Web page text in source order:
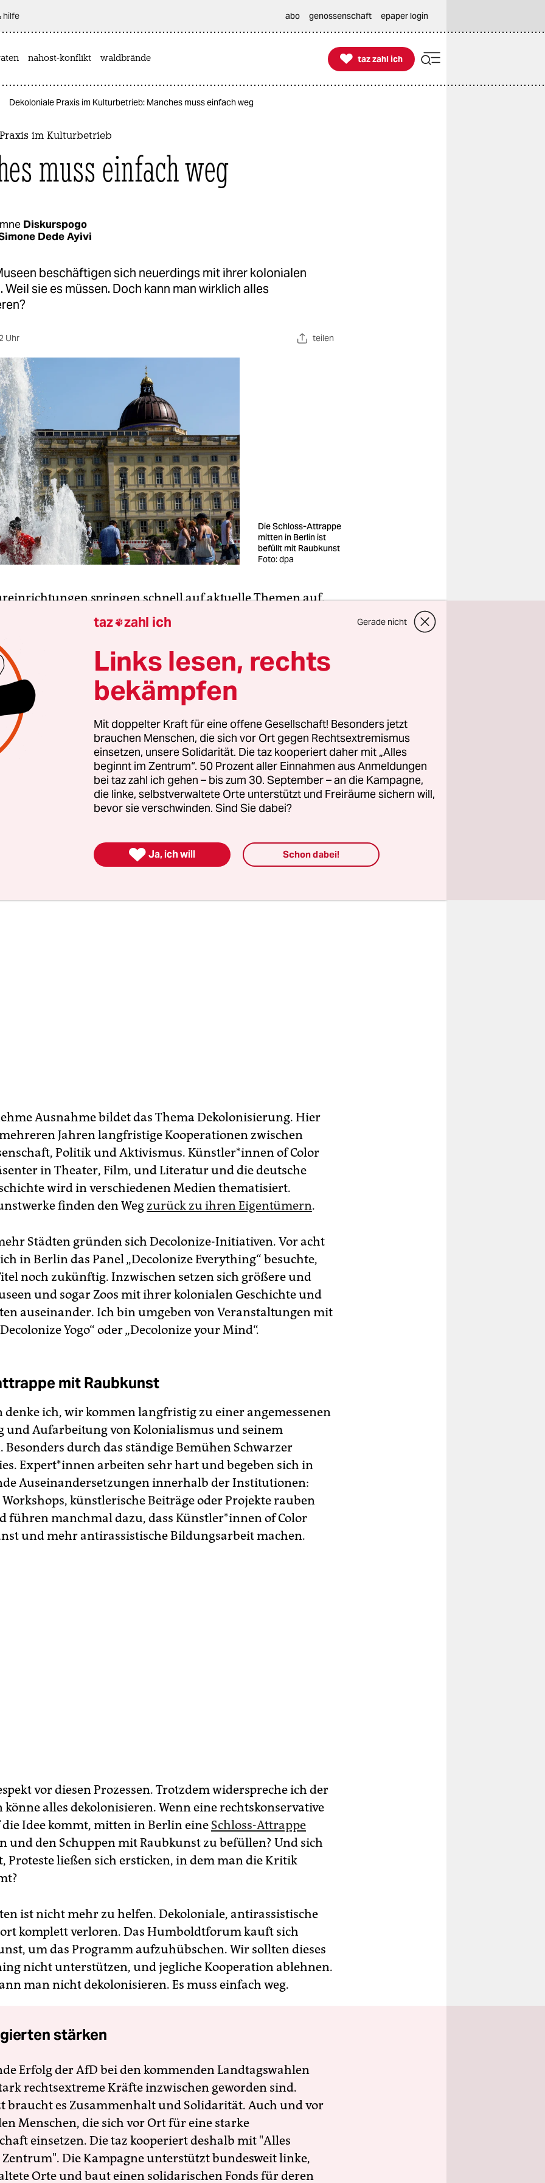
hilfe abo genossenschaft epaper login
nahost-konflikt waldbrände 
taz zahl ich
taz zahl ich
Dekoloniale Praxis im Kulturbetrieb: Manches muss einfach weg
im Kulturbetrieb
muss einfach weg
Diskurspogo
Dede Ayivi
beschäftigen sich neuerdings mit ihrer kolonialen
Weil sie es müssen. Doch kann man wirklich alles
Uhr teilen
Die Schloss-Attrappe
mitten in Berlin ist
befüllt mit Raubkunst
Foto: dpa
springen schnell auf aktuelle Themen auf.
ob diese aus der Uni oder von der Straße kommen. Sie
sie wollen Inhalten mehr Öffentlichkeit verschaffen,
Wis­sen­schaft­le­r*in­nen und Ak­ti­vis­t*in­nen ins Boot. Doch
dabei häufig die Komplexität einer sozialen Bewegung auf
oberflächliches Spielzeitmotto herunter. Besonders
das nicht.
mal was zum Thema Flucht, danach irgendwas mit
und dann schnell Themensprung zu Klima. Für Menschen,
und Jahrzehnte Expertise aufgebaut haben, ist das
Hier wird nach Relevanz gesucht – doch die
bauen keine langfristigen Bündnisse auf und ändern
von Machtkritik auf der Bühne und Machtmissbrauch
Ausnahme bildet das Thema Dekolonisierung. Hier
Jahren langfristige Kooperationen zwischen
Politik und Aktivismus. Künst­le­r*in­nen of Color
in Theater, Film, und Literatur und die deutsche
wird in verschiedenen Medien thematisiert.
finden den Weg zurück zu ihren Eigentümern.
Städten gründen sich Decolonize-Initiativen. Vor acht
in Berlin das Panel „Decolonize Everything“ besuchte,
noch zukünftig. Inzwischen setzen sich größere und
und sogar Zoos mit ihrer kolonialen Geschichte und
auseinander. Ich bin umgeben von Veranstaltungen mit
Yogo“ oder „Decolonize your Mind“.
mit Raubkunst
denke ich, wir kommen langfristig zu einer angemessenen
und Aufarbeitung von Kolonialismus und seinem
durch das ständige Bemühen Schwarzer
Ex­per­t*in­nen arbeiten sehr hart und begeben sich in
Auseinandersetzungen innerhalb der Institutionen:
Workshops, künstlerische Beiträge oder Projekte rauben
führen manchmal dazu, dass Künst­le­r*in­nen of Color
und mehr antirassistische Bildungsarbeit machen.
vor diesen Prozessen. Trotzdem widerspreche ich der
könne alles dekolonisieren. Wenn eine rechtskonservative
Idee kommt, mitten in Berlin eine Schloss-Attrappe
und den Schuppen mit Raubkunst zu befüllen? Und sich
Proteste ließen sich ersticken, in dem man die Kritik
ist nicht mehr zu helfen. Dekoloniale, antirassistische
komplett verloren. Das Humboldtforum kauft sich
um das Programm aufzuhübschen. Wir sollten dieses
nicht unterstützen, und jegliche Kooperation ablehnen.
man nicht dekolonisieren. Es muss einfach weg.
stärken
Erfolg der AfD bei den kommenden Landtagswahlen
rechtsextreme Kräfte inzwischen geworden sind.
braucht es Zusammenhalt und Solidarität. Auch und vor
Menschen, die sich vor Ort für eine starke
einsetzen. Die taz kooperiert deshalb mit "Alles
Die Kampagne unterstützt bundesweit linke,
Orte und baut einen solidarischen Fonds für deren
taz zahl ich Gerade nicht
Links lesen, rechts
bekämpfen
Mit doppelter Kraft für eine offene Gesellschaft! Besonders jetzt
brauchen Menschen, die sich vor Ort gegen Rechtsextremismus
einsetzen, unsere Solidarität. Die taz kooperiert daher mit „Alles
beginnt im Zentrum“. 50 Prozent aller Einnahmen aus Anmeldungen
bei taz zahl ich gehen – bis zum 30. September – an die Kampagne,
die linke, selbstverwaltete Orte unterstützt und Freiräume sichern will,
bevor sie verschwinden. Sind Sie dabei?
 Ja, ich will Schon dabei!